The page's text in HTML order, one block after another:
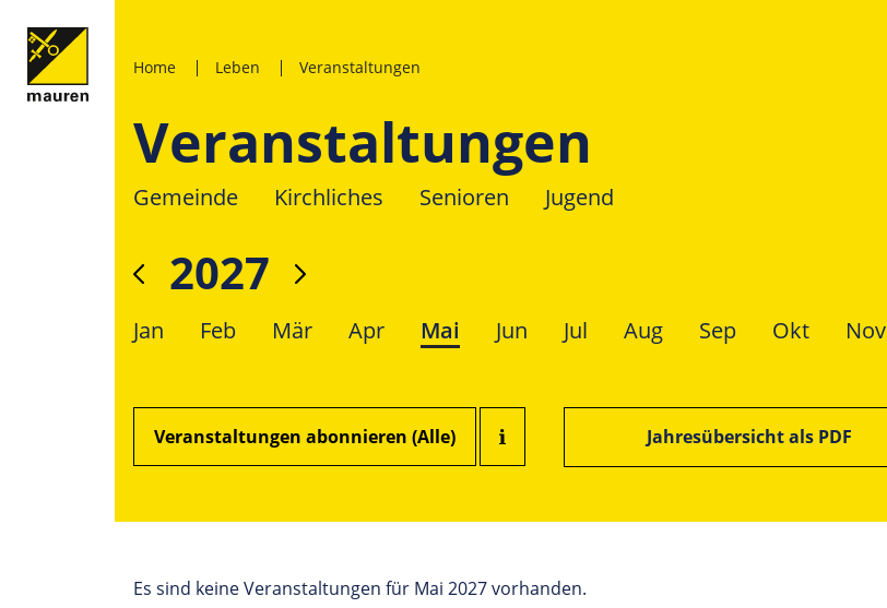
Home Leben Veranstaltungen
Veranstaltungen
Gemeinde Kirchliches Senioren Jugend
2027
Jan Feb Mär Apr Mai Jun Jul Aug Sep Okt Nov
Veranstaltungen abonnieren (Alle) Jahresübersicht als PDF
Es sind keine Veranstaltungen für Mai 2027 vorhanden.